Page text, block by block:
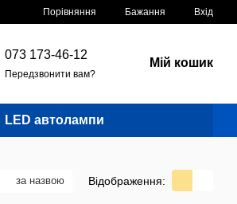
Порівняння Бажання Вхід
073 173-46-12
Передзвонити вам?
Мій кошик
LED автолампи
за назвою Відображення: